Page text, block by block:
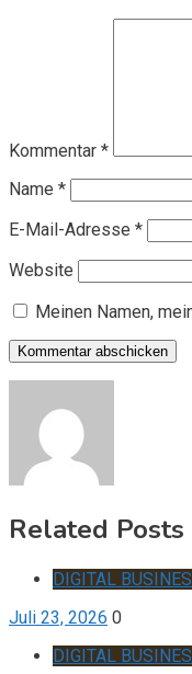
Kommentar *
Name *
E-Mail-Adresse *
Website
Meinen Namen,
Related Posts
DIGITAL
Juli 23, 2026 0
DIGITAL